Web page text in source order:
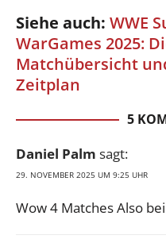
Siehe auch: WWE
WarGames 2025:
Matchübersicht
Zeitplan
5
Daniel Palm sagt:
29. NOVEMBER 2025 UM 9:25 UHR
Wow 4 Matches Also